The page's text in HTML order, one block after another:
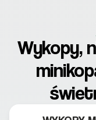
Wykopy,